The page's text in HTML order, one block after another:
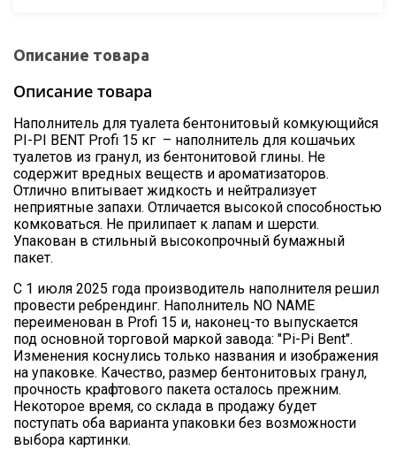
Описание товара
Описание товара
Наполнитель для туалета бентонитовый комкующийся
PI-PI BENT Profi 15 кг – наполнитель для кошачьих
туалетов из гранул, из бентонитовой глины. Не
содержит вредных веществ и ароматизаторов.
Отлично впитывает жидкость и нейтрализует
неприятные запахи. Отличается высокой способностью
комковаться. Не прилипает к лапам и шерсти.
Упакован в стильный высокопрочный бумажный
пакет.
C 1 июля 2025 года производитель наполнителя решил
провести ребрендинг. Наполнитель NO NAME
переименован в Profi 15 и, наконец-то выпускается
под основной торговой маркой завода: "Pi-Pi Bent".
Изменения коснулись только названия и изображения
на упаковке. Качество, размер бентонитовых гранул,
прочность крафтового пакета осталось прежним.
Некоторое время, со склада в продажу будет
поступать оба варианта упаковки без возможности
выбора картинки.